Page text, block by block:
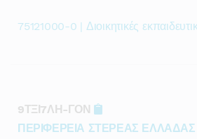
75121000-0 | Διοικητικές
9ΤΞΙ7ΛΗ-ΓΟΝ
ΠΕΡΙΦΕΡΕΙΑ ΣΤΕΡΕΑΣ ΕΛΛΑΔΑΣ